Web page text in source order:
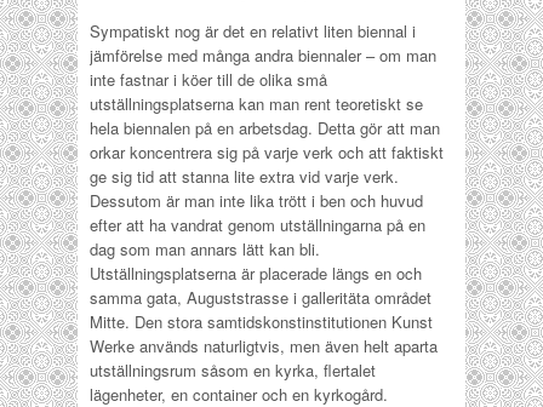
Sympatiskt nog är det en relativt liten biennal i
jämförelse med många andra biennaler – om man
inte fastnar i köer till de olika små
utställningsplatserna kan man rent teoretiskt se
hela biennalen på en arbetsdag. Detta gör att man
orkar koncentrera sig på varje verk och att faktiskt
ge sig tid att stanna lite extra vid varje verk.
Dessutom är man inte lika trött i ben och huvud
efter att ha vandrat genom utställningarna på en
dag som man annars lätt kan bli.
Utställningsplatserna är placerade längs en och
samma gata, Auguststrasse i galleritäta området
Mitte. Den stora samtidskonstinstitutionen Kunst
Werke används naturligtvis, men även helt aparta
utställningsrum såsom en kyrka, flertalet
lägenheter, en container och en kyrkogård.